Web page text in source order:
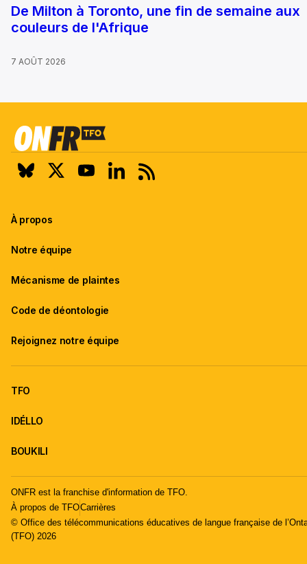
De Milton à Toronto, une fin de semaine aux
couleurs de l'Afrique
7 AOÛT 2026
À propos
Notre équipe
Mécanisme de plaintes
Code de déontologie
Rejoignez notre équipe
TFO
IDÉLLO
BOUKILI
ONFR est la franchise d'information de TFO.
À propos de TFOCarrières
© Office des télécommunications éducatives de langue française de
(TFO) 2026